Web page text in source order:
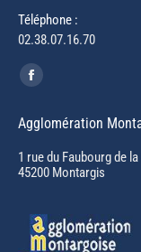
Téléphone :
02.38.07.16.70
Trouvez nous sur :
Facebook
opens
in
new
Agglomération
1 rue du Faubourg de
45200 Montargis